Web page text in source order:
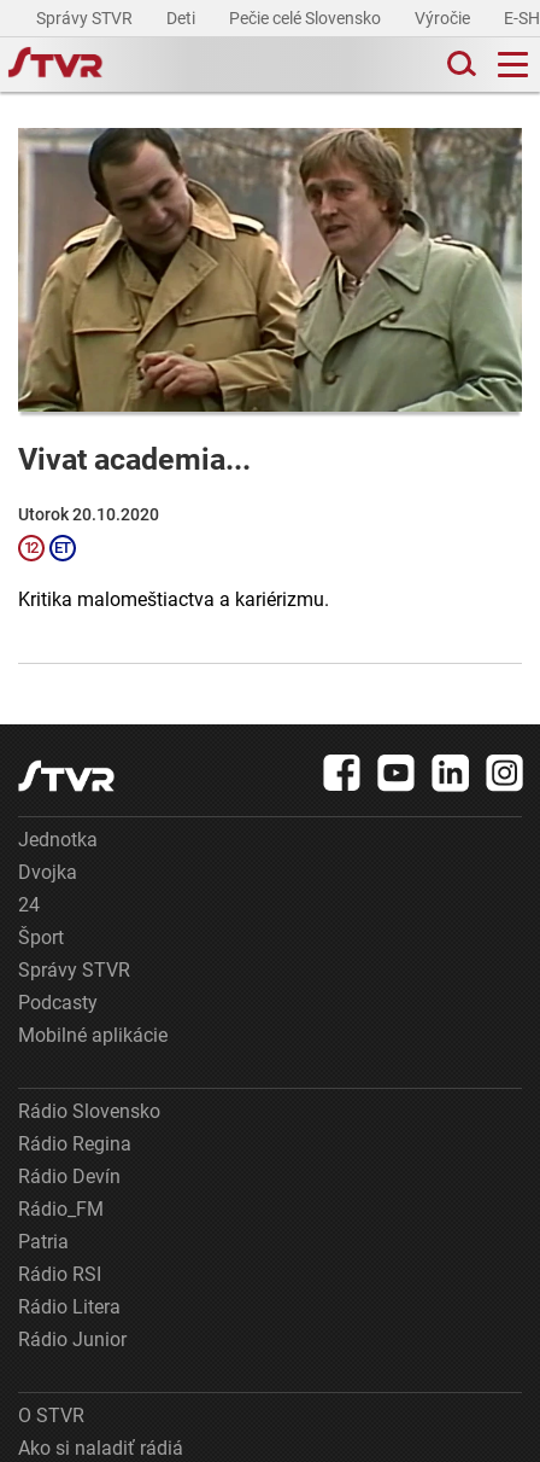
Správy STVR Deti Pečie celé Slovensko Výročie E-
Vivat academia...
Utorok 20.10.2020
Kritika malomeštiactva a kariérizmu.
Jednotka
Dvojka
24
Šport
Správy STVR
Podcasty
Mobilné aplikácie
Rádio Slovensko
Rádio Regina
Rádio Devín
Rádio_FM
Patria
Rádio RSI
Rádio Litera
Rádio Junior
O STVR
Ako si naladiť rádiá